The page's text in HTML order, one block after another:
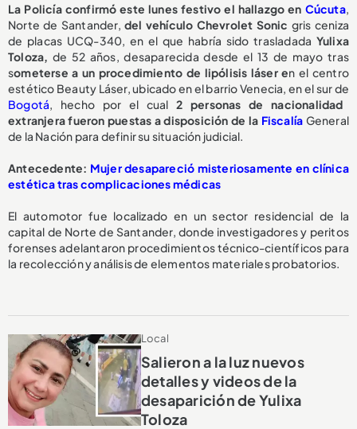
La Policía confirmó este lunes festivo el hallazgo en Cúcuta,
Norte de Santander, del vehículo Chevrolet Sonic gris ceniza
de placas UCQ-340, en el que habría sido trasladada Yulixa
Toloza, de 52 años, desaparecida desde el 13 de mayo tras
someterse a un procedimiento de lipólisis láser en el centro
estético Beauty Láser, ubicado en el barrio Venecia, en el sur de
Bogotá, hecho por el cual2 personas de nacionalidad
extranjera fueron puestas a disposición de la Fiscalía General
de la Nación para definir su situación judicial.
Antecedente: Mujer desapareció misteriosamente en clínica
estética tras complicaciones médicas
El automotor fue localizado en un sector residencial de la
capital de Norte de Santander, donde investigadores y peritos
forenses adelantaron procedimientos técnico-científicos para
la recolección y análisis de elementos materiales probatorios.
Local
Salieron a la luz nuevos
detalles y videos de la
desaparición de Yulixa
Toloza